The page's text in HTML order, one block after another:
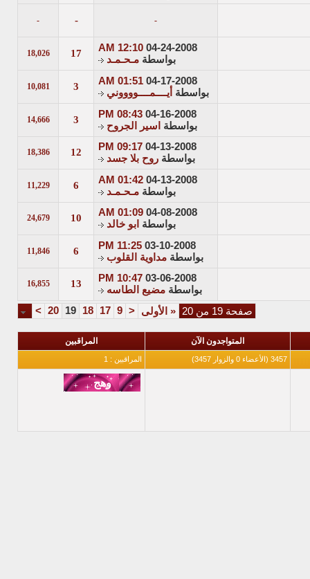
-
-
-
04-24-2008
12:10 AM
بواسطة مـحـمـد
17
18,026
04-17-2008
01:51 AM
بواسطة أيــــمــــووووني
3
10,081
04-16-2008
08:43 PM
بواسطة
اسير الجروح
3
14,666
04-13-2008
09:17 PM
بواسطة روح بلا جسد
12
18,386
04-13-2008
01:42 AM
بواسطة مـحـمـد
6
11,229
04-08-2008
01:09 AM
بواسطة ابو خالد
10
24,679
03-10-2008
11:25 PM
بواسطة مداوية القلوب
6
11,846
03-06-2008
10:47 PM
بواسطة مضيع الطاسه
13
16,855
صفحة 19 من 20 « الأولى <
9
17
18
19
20
>
المتواجدون الآن المراقبين
3457 (الأعضاء 0 والزوار 3457) المراقبين : 1